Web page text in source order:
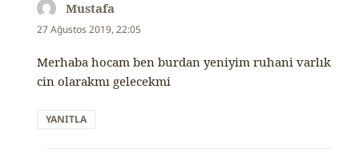
Mustafa
ki:
27 Ağustos 2019, 22:05
Merhaba hocam ben burdan yeniyim ruhani varlık
cin olarakmı gelecekmi
YANITLA